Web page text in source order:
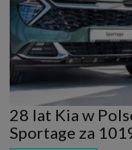
28 lat Kia w
Sportage za